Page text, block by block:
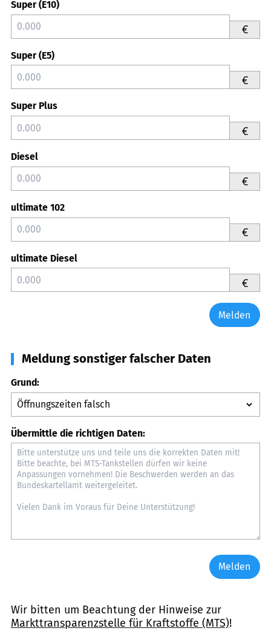
Super (E10)
€
Super (E5)
€
Super Plus
€
Diesel
€
ultimate 102
€
ultimate Diesel
€
Melden
Meldung sonstiger falscher Daten
Grund:
Übermittle die richtigen Daten:
Melden
Wir bitten um Beachtung der Hinweise zur
Markttransparenzstelle für Kraftstoffe (MTS)!